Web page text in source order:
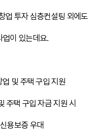
업 투자 심층컨설팅 외에도
업이 있는데요.
및 주택 구입 지원
주택 구입 자금 지원 시
용보증 우대